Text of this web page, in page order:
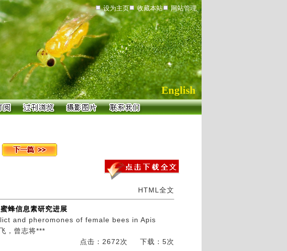
设为主页 收藏本站 网站管理
English
HTML全文
蜂信息素研究进展
and pheromones of female bees in Apis
，曾志将***
点击：2672次
下载：5次